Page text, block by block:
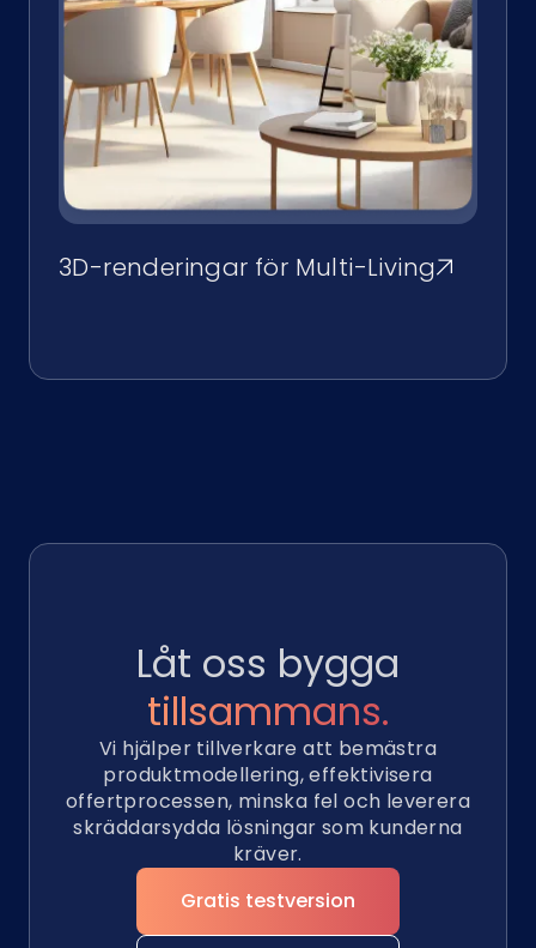
3D-renderingar för Multi-Living
Låt oss bygga
tillsammans.
Vi hjälper tillverkare att bemästra
produktmodellering, effektivisera
offertprocessen, minska fel och leverera
skräddarsydda lösningar som kunderna
kräver.
Gratis testversion